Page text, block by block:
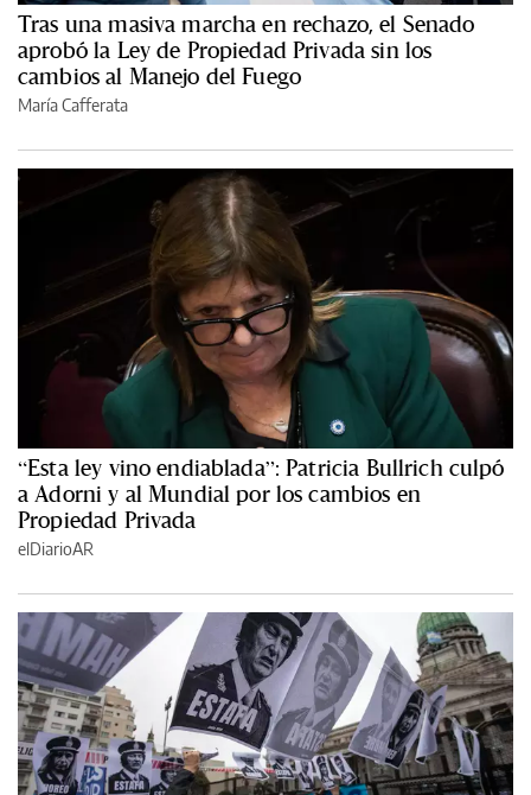
Tras una masiva marcha en rechazo, el Senado
aprobó la Ley de Propiedad Privada sin los
cambios al Manejo del Fuego
María Cafferata
“Esta ley vino endiablada”: Patricia Bullrich culpó
a Adorni y al Mundial por los cambios en
Propiedad Privada
elDiarioAR